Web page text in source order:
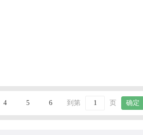
4 5 6 到第 页 确定